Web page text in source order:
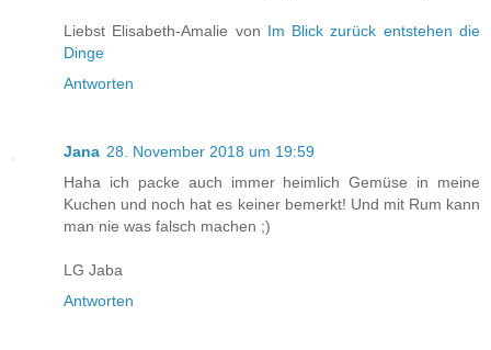
Liebst Elisabeth-Amalie von Im Blick zurück entstehen die
Dinge
Antworten
Jana 28. November 2018 um 19:59
Haha ich packe auch immer heimlich Gemüse in meine
Kuchen und noch hat es keiner bemerkt! Und mit Rum kann
man nie was falsch machen ;)
LG Jaba
Antworten